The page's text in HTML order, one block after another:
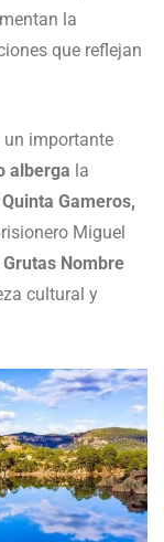
la
que reflejan
un importante
alberga la
Quinta Gameros,
Miguel
Grutas Nombre
cultural y